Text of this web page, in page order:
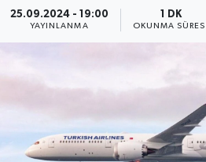
25.09.2024 - 19:00
YAYINLANMA
1 DK
OKUNMA SÜRESI
MAGAZİN